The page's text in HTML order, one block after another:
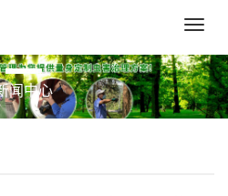
闻中心